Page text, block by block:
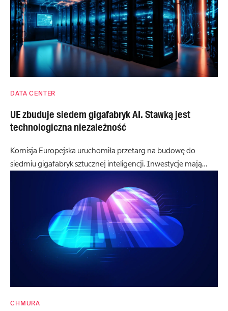
DATA CENTER
UE zbuduje siedem gigafabryk AI. Stawką jest
technologiczna niezależność
Komisja Europejska uruchomiła przetarg na budowę do
siedmiu gigafabryk sztucznej inteligencji. Inwestycje mają…
CHMURA